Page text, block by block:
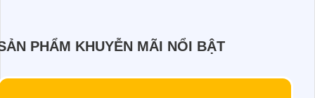
PHẨM KHUYỄN MÃI NỔI BẬT